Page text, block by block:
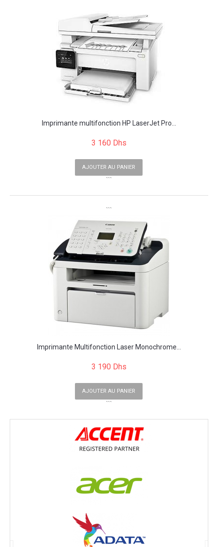
Imprimante multifonction HP LaserJet Pro...
3 160 Dhs
AJOUTER AU PANIER
```
```
Imprimante Multifonction Laser Monochrome...
3 190 Dhs
AJOUTER AU PANIER
```